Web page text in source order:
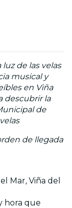
de las velas
musical y
en Viña
descubrir la
de
de llegada
Mar, Viña del
hora que